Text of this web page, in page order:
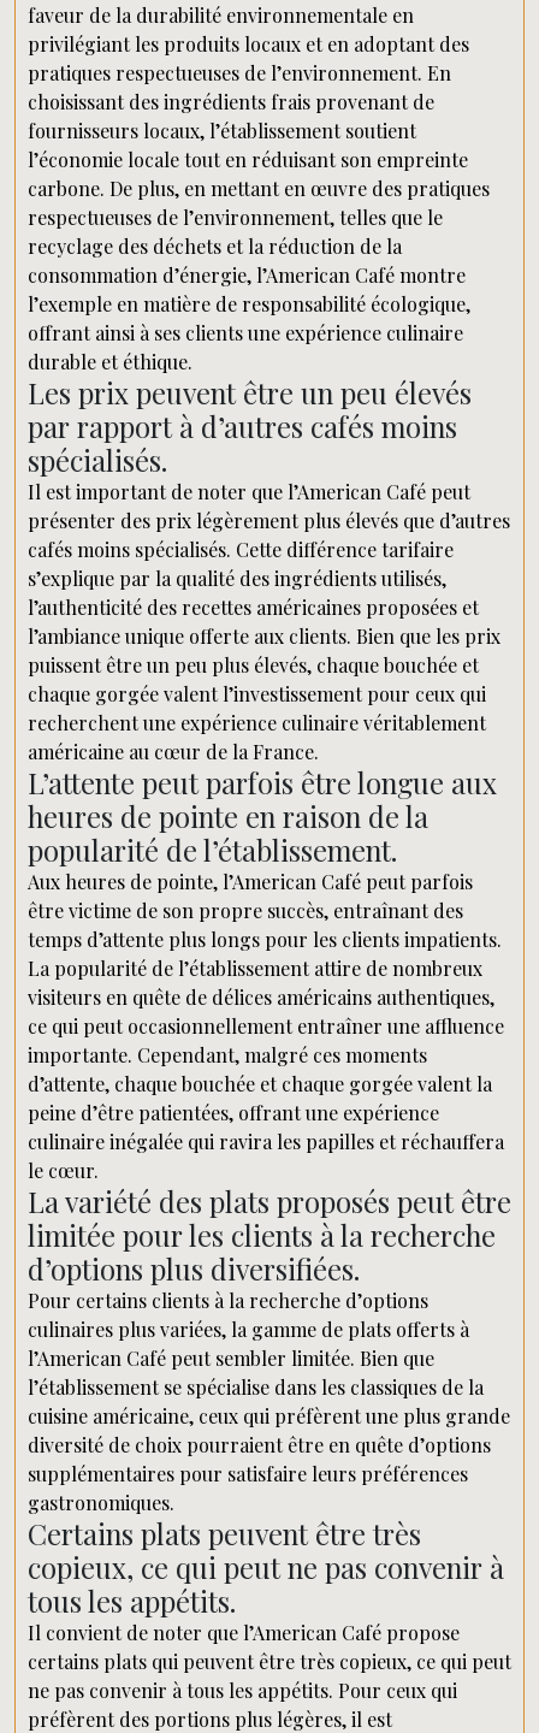
faveur de la durabilité environnementale en
privilégiant les produits locaux et en adoptant des
pratiques respectueuses de l’environnement. En
choisissant des ingrédients frais provenant de
fournisseurs locaux, l’établissement soutient
l’économie locale tout en réduisant son empreinte
carbone. De plus, en mettant en œuvre des pratiques
respectueuses de l’environnement, telles que le
recyclage des déchets et la réduction de la
consommation d’énergie, l’American Café montre
l’exemple en matière de responsabilité écologique,
offrant ainsi à ses clients une expérience culinaire
durable et éthique.
Les prix peuvent être un peu élevés
par rapport à d’autres cafés moins
spécialisés.
Il est important de noter que l’American Café peut
présenter des prix légèrement plus élevés que d’autres
cafés moins spécialisés. Cette différence tarifaire
s’explique par la qualité des ingrédients utilisés,
l’authenticité des recettes américaines proposées et
l’ambiance unique offerte aux clients. Bien que les prix
puissent être un peu plus élevés, chaque bouchée et
chaque gorgée valent l’investissement pour ceux qui
recherchent une expérience culinaire véritablement
américaine au cœur de la France.
L’attente peut parfois être longue aux
heures de pointe en raison de la
popularité de l’établissement.
Aux heures de pointe, l’American Café peut parfois
être victime de son propre succès, entraînant des
temps d’attente plus longs pour les clients impatients.
La popularité de l’établissement attire de nombreux
visiteurs en quête de délices américains authentiques,
ce qui peut occasionnellement entraîner une affluence
importante. Cependant, malgré ces moments
d’attente, chaque bouchée et chaque gorgée valent la
peine d’être patientées, offrant une expérience
culinaire inégalée qui ravira les papilles et réchauffera
le cœur.
La variété des plats proposés peut être
limitée pour les clients à la recherche
d’options plus diversifiées.
Pour certains clients à la recherche d’options
culinaires plus variées, la gamme de plats offerts à
l’American Café peut sembler limitée. Bien que
l’établissement se spécialise dans les classiques de la
cuisine américaine, ceux qui préfèrent une plus grande
diversité de choix pourraient être en quête d’options
supplémentaires pour satisfaire leurs préférences
gastronomiques.
Certains plats peuvent être très
copieux, ce qui peut ne pas convenir à
tous les appétits.
Il convient de noter que l’American Café propose
certains plats qui peuvent être très copieux, ce qui peut
ne pas convenir à tous les appétits. Pour ceux qui
préfèrent des portions plus légères, il est